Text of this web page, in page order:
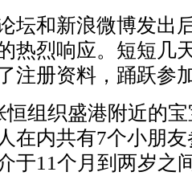
和新浪微博发出
热烈响应。短短几
注册资料，踊跃参
组织盛港附近的宝
在内共有7个小朋
于11个月到两岁之